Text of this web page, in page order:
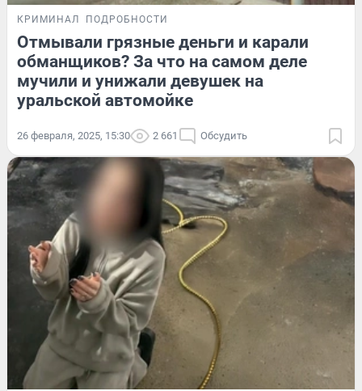
КРИМИНАЛ ПОДРОБНОСТИ
Отмывали грязные деньги и карали
обманщиков? За что на самом деле
мучили и унижали девушек на
уральской автомойке
26 февраля, 2025, 15:30 2 661 Обсудить